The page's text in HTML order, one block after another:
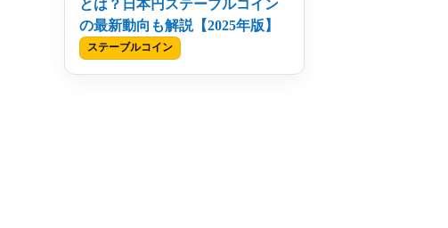
とは？日本円ステーブルコイン
の最新動向も解説【2025年版】
ステーブルコイン